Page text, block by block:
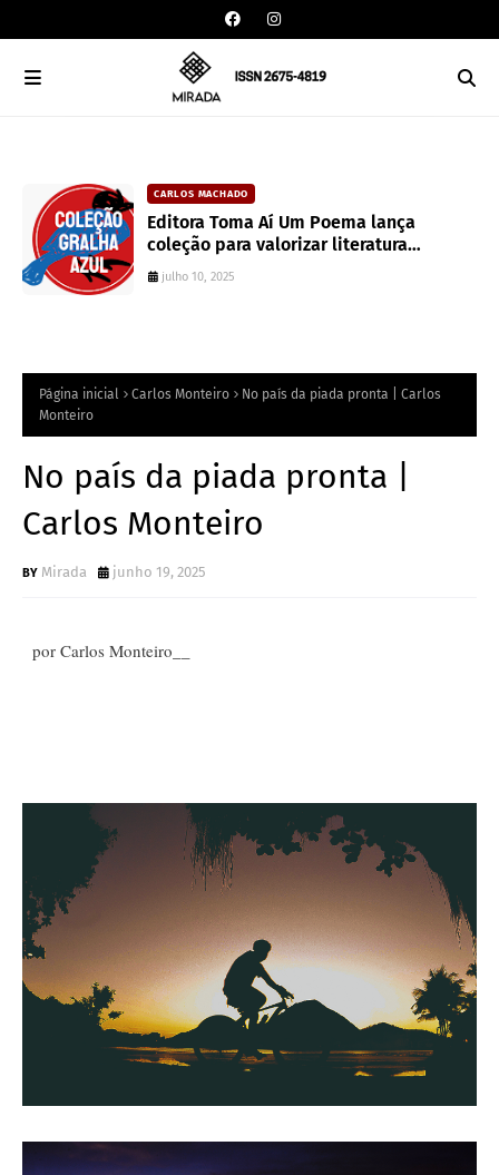
CARLOS MACHADO
Editora Toma Aí Um Poema lança
coleção para valorizar literatura
paranaense
julho 10, 2025
Página inicial Carlos Monteiro
No país da piada pronta | Carlos
Monteiro
No país da piada pronta |
Carlos Monteiro
Mirada junho 19, 2025
por Carlos Monteiro__